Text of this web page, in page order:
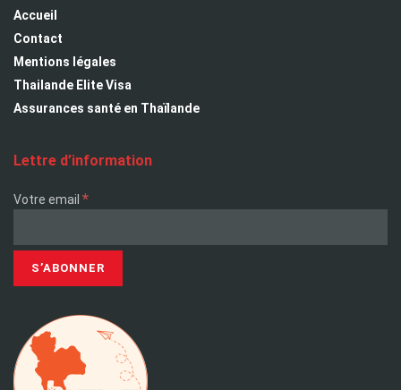
Accueil
Contact
Mentions légales
Thailande Elite Visa
Assurances santé en Thaïlande
Lettre d’information
Votre email *